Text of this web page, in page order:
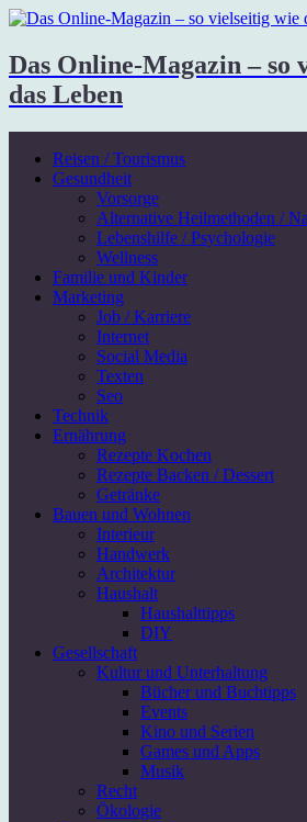
Das Online-Magazin – so
das Leben
Reisen / Tourismus
Gesundheit
Vorsorge
Alternative Heilmethoden /
Lebenshilfe / Psychologie
Wellness
Familie und Kinder
Marketing
Job / Karriere
Internet
Social Media
Texten
Seo
Technik
Ernährung
Rezepte Kochen
Rezepte Backen / Dessert
Getränke
Bauen und Wohnen
Interieur
Handwerk
Architektur
Haushalt
Haushalttipps
DIY
Gesellschaft
Kultur und Unterhaltung
Bücher und Buchtipps
Events
Kino und Serien
Games und Apps
Musik
Recht
Ökologie